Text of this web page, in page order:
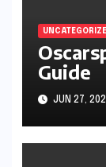
Guide
JUN 27,